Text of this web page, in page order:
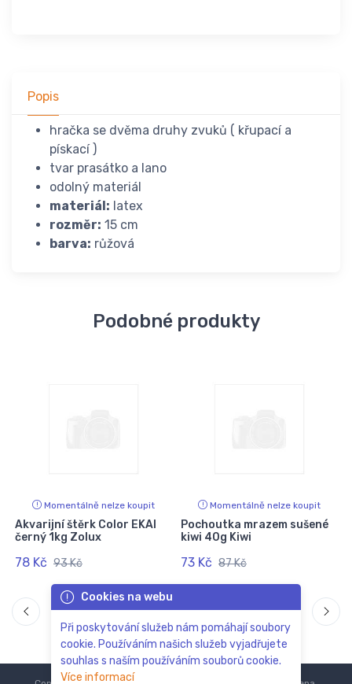
Popis
hračka se dvěma druhy zvuků ( křupací a
pískací )
tvar prasátko a lano
odolný materiál
materiál: latex
rozměr: 15 cm
barva: růžová
Podobné produkty
Momentálně nelze koupit
Akvarijní štěrk Color EKAI
černý 1kg Zolux
78 Kč 93 Kč
Momentálně nelze koupit
Pochoutka mrazem sušené
kiwi 40g Kiwi
73 Kč 87 Kč
Cookies na webu
Při poskytování služeb nám pomáhají soubory
cookie. Používáním našich služeb vyjadřujete
souhlas s naším používáním souborů cookie.
Více informací